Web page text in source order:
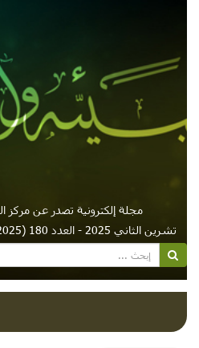
مجلة إلكترونية تصدر عن مركز
تشرين الثاني 2025 - العدد 180 (2025-11-01)